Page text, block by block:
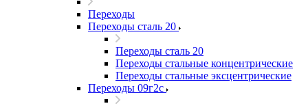
Переходы
Переходы сталь 20
Переходы сталь 20
Переходы стальные концентрические
Переходы стальные эксцентрические
Переходы 09г2с